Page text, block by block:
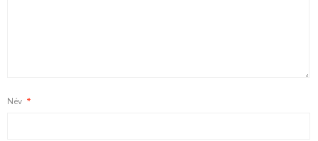
Név *